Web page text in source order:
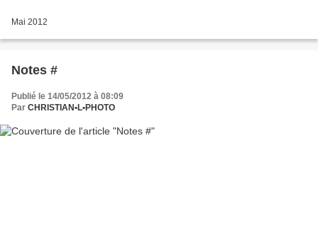
Mai 2012
Notes #
Publié le 14/05/2012 à 08:09
Par CHRISTIAN•L•PHOTO